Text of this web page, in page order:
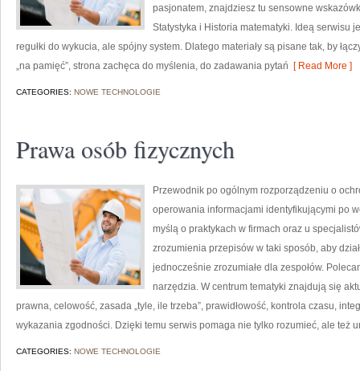
pasjonatem, znajdziesz tu sensowne
Statystyka i Historia matematyki. Ideą serwisu
regułki do wykucia, ale spójny system. Dlatego materiały są pisane tak, by
„na pamięć”, strona zachęca do myślenia, do zadawania pytań [ Read More ]
CATEGORIES: NOWE TECHNOLOGIE
Prawa osób fizycznych
Przewodnik po ogólnym rozporządzeniu o
operowania informacjami identyfikującymi po
myślą o praktykach w firmach oraz u
zrozumienia przepisów w taki sposób, aby
jednocześnie zrozumiałe dla zespołów.
narzędzia. W centrum tematyki znajdują się
prawna, celowość, zasada „tyle, ile trzeba”, prawidłowość, kontrola czasu,
wykazania zgodności. Dzięki temu serwis pomaga nie tylko rozumieć, ale też
CATEGORIES: NOWE TECHNOLOGIE